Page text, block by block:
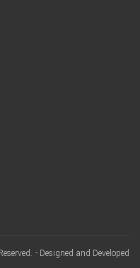
- Designed and Developed